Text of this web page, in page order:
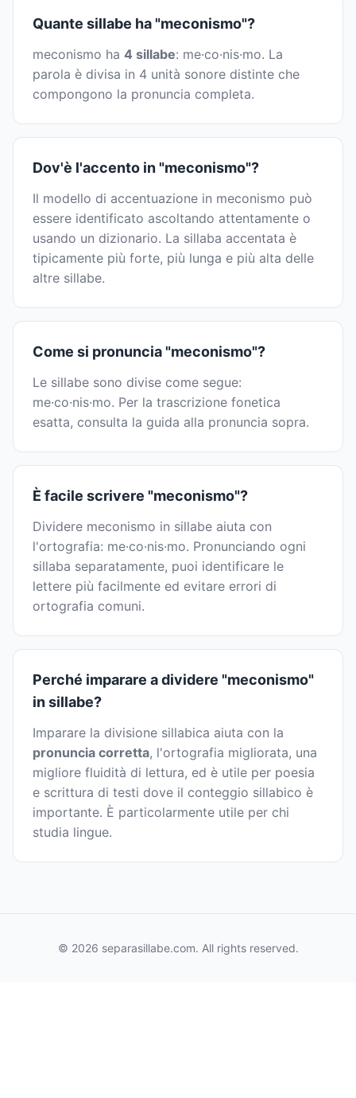
Quante sillabe ha "meconismo"?
meconismo ha 4 sillabe: me·co·nis·mo. La
parola è divisa in 4 unità sonore distinte che
compongono la pronuncia completa.
Dov'è l'accento in "meconismo"?
Il modello di accentuazione in meconismo può
essere identificato ascoltando attentamente o
usando un dizionario. La sillaba accentata è
tipicamente più forte, più lunga e più alta delle
altre sillabe.
Come si pronuncia "meconismo"?
Le sillabe sono divise come segue:
me·co·nis·mo. Per la trascrizione fonetica
esatta, consulta la guida alla pronuncia sopra.
È facile scrivere "meconismo"?
Dividere meconismo in sillabe aiuta con
l'ortografia: me·co·nis·mo. Pronunciando ogni
sillaba separatamente, puoi identificare le
lettere più facilmente ed evitare errori di
ortografia comuni.
Perché imparare a dividere "meconismo"
in sillabe?
Imparare la divisione sillabica aiuta con la
pronuncia corretta, l'ortografia migliorata, una
migliore fluidità di lettura, ed è utile per poesia
e scrittura di testi dove il conteggio sillabico è
importante. È particolarmente utile per chi
studia lingue.
© 2026 separasillabe.com. All rights reserved.